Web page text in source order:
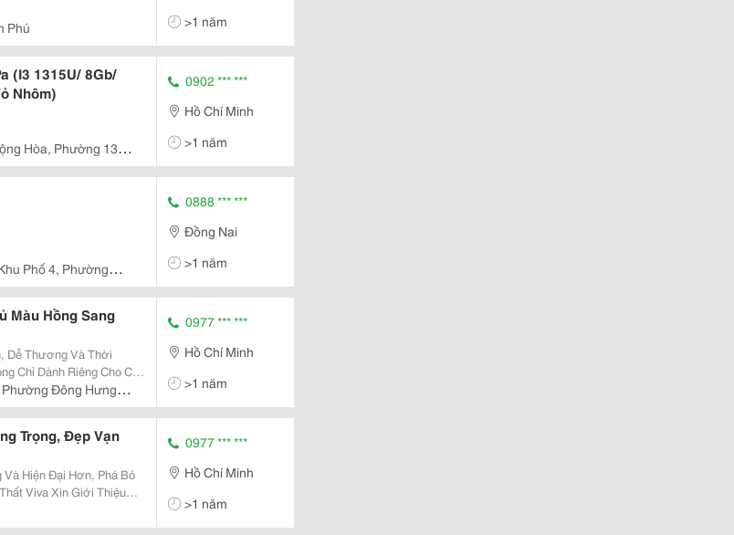
Phú
>1 năm
(I3 1315U/ 8Gb/
Nhôm)
Hòa, Phường 13,
0902 *** ***
Hồ Chí Minh
>1 năm
Phố 4, Phường
0888 *** ***
Đồng Nai
>1 năm
Màu Hồng Sang
Dễ Thương Và Thời
Chỉ Dành Riêng Cho Các
Nàng Ưa Thích. Hãy
Đông Hưng
0977 *** ***
Hồ Chí Minh
>1 năm
Trọng, Đẹp Vạn
Và Hiện Đại Hơn, Phá Bỏ
Viva Xin Giới Thiệu
Phong Cách Luxury, Tân
0977 *** ***
Hồ Chí Minh
>1 năm